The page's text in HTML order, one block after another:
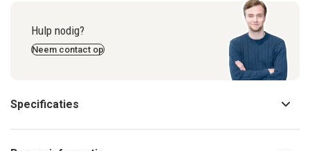
Hulp nodig?
Neem contact op
Specificaties